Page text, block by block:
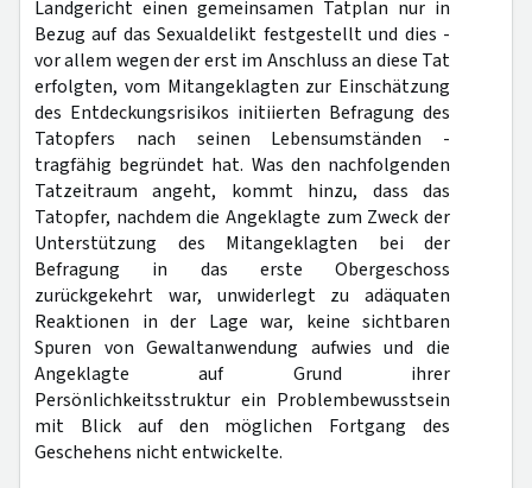
Landgericht einen gemeinsamen Tatplan nur in
Bezug auf das Sexualdelikt festgestellt und dies -
vor allem wegen der erst im Anschluss an diese Tat
erfolgten, vom Mitangeklagten zur Einschätzung
des Entdeckungsrisikos initiierten Befragung des
Tatopfers nach seinen Lebensumständen -
tragfähig begründet hat. Was den nachfolgenden
Tatzeitraum angeht, kommt hinzu, dass das
Tatopfer, nachdem die Angeklagte zum Zweck der
Unterstützung des Mitangeklagten bei der
Befragung in das erste Obergeschoss
zurückgekehrt war, unwiderlegt zu adäquaten
Reaktionen in der Lage war, keine sichtbaren
Spuren von Gewaltanwendung aufwies und die
Angeklagte auf Grund ihrer
Persönlichkeitsstruktur ein Problembewusstsein
mit Blick auf den möglichen Fortgang des
Geschehens nicht entwickelte.